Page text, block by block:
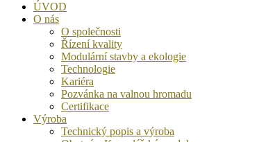
ÚVOD
O nás
O společnosti
Řízení kvality
Modulární stavby a ekologie
Technologie
Kariéra
Pozvánka na valnou hromadu
Certifikace
Výroba
Technický popis a výroba